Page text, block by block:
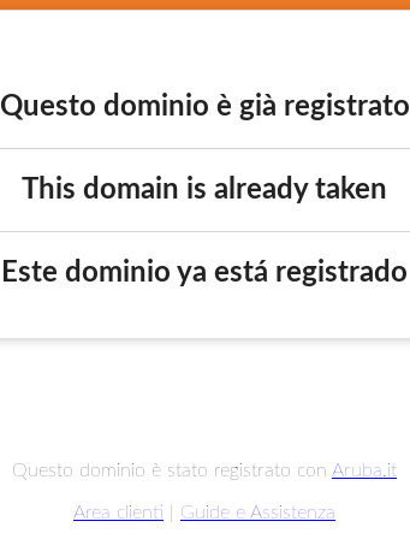
Questo dominio è già registrato
This domain is already taken
Este dominio ya está registrado
Questo dominio è stato registrato con Aruba.it
Area clienti Guide e Assistenza